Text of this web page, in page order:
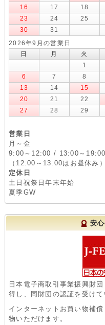
16
17 18
23
24 25
30
31
2026年9月の営業日
日
月 火
1
6
7 8
13
14 15
20
21 22
27
28 29
営業日
月～金
9:00～12:00 / 13:00～19:00
（12:00～13:00はお昼休み）
定休日
土日祝祭日年末年始
夏季GW
安
日本電子商取引事業振興財
得し、同財団の認証を受けて
インターネットお買い物補
物いただけます。